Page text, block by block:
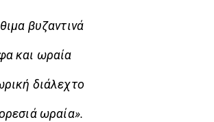
βυζαντινά
και ωραία
διάλεχτο
ωραία».